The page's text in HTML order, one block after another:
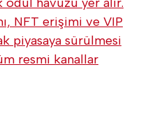
NFT erişimi ve VIP
piyasaya sürülmesi
resmi kanallar